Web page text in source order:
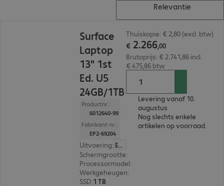
Relevantie
Surface
Laptop
13" 1st
Ed. U5
24GB/1TB
Productnr.:
6012640-99
Fabrikant-nr.:
EP2-69204
Uitvoering: Europa
Schermgrootte:
Processormodel:
Werkgeheugen:
SSD:1 TB
Thuiskopie: € 2,80 (excl. btw)
€ 2.266,00
Brutoprijs: € 2.741,86 incl.
€ 475,86 btw
Levering vanaf 10.
augustus
Nog slechts enkele
artikelen op voorraad.